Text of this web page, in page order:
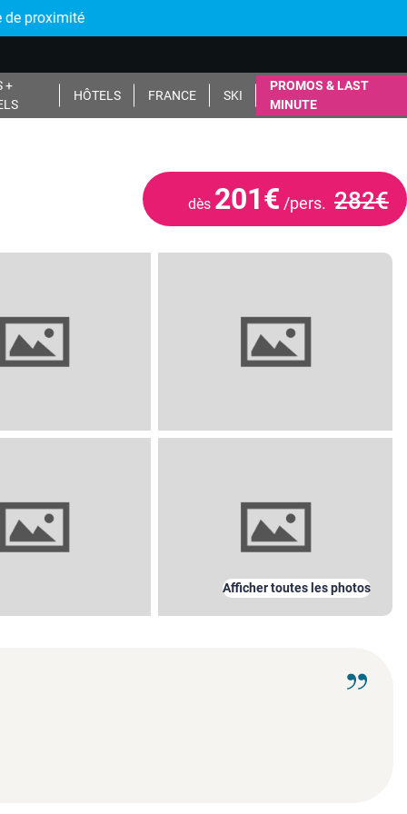
de proximité
+
HÔTELS FRANCE SKI
PROMOS & LAST
MINUTE
dès 201€ /pers. 282€
Afficher toutes les photos